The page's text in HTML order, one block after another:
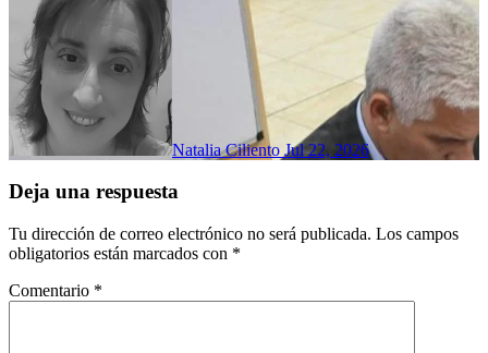
Natalia Ciliento Jul 22, 2026
Deja una respuesta
Tu dirección de correo electrónico no será publicada. Los campos
obligatorios están marcados con *
Comentario *